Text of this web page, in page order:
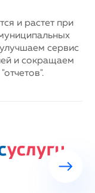
и растет при
сервис
и сокращаем